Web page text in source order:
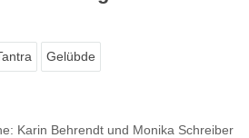
Gelübde
Karin Behrendt und Monika Schreiber